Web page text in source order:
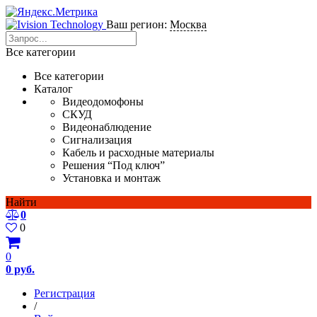
Ваш регион: Москва
Все категории
Все категории
Каталог
Видеодомофоны
СКУД
Видеонаблюдение
Сигнализация
Кабель и расходные материалы
Решения “Под ключ”
Установка и монтаж
Найти
0
0
0
0 руб.
Регистрация
/